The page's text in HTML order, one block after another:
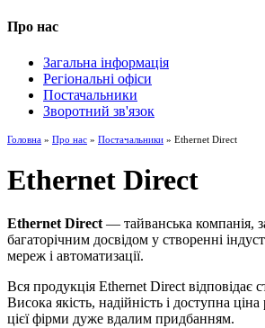
Про нас
Загальна інформація
Регіональні офіси
Постачальники
Зворотний зв'язок
Головна » Про нас » Постачальники » Ethernet Direct
Ethernet Direct
Ethernet Direct— тайванська компанія,
багаторічним досвідом у створенні
мереж і автоматизації.
Вся продукція Ethernet Direct відповідає
Висока якість, надійність і доступна
цієї фірми дуже вдалим придбанням.